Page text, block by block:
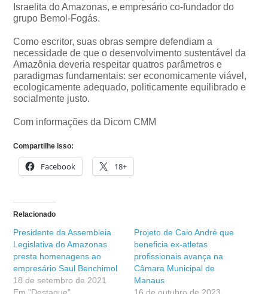
Israelita do Amazonas, e empresário co-fundador do
grupo Bemol-Fogás.
Como escritor, suas obras sempre defendiam a
necessidade de que o desenvolvimento sustentável da
Amazônia deveria respeitar quatros parâmetros e
paradigmas fundamentais: ser economicamente viável,
ecologicamente adequado, politicamente equilibrado e
socialmente justo.
Com informações da Dicom CMM
Compartilhe isso:
Facebook 18+
Relacionado
Presidente da Assembleia
Legislativa do Amazonas
presta homenagens ao
empresário Saul Benchimol
18 de setembro de 2021
Em "Destaque"
Projeto de Caio André que
beneficia ex-atletas
profissionais avança na
Câmara Municipal de
Manaus
16 de outubro de 2023